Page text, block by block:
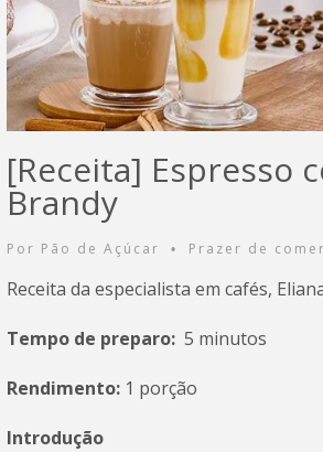
[Receita] Espresso
Brandy
Por Pão de Açúcar • Prazer de
Receita da especialista em cafés,
Tempo de preparo: 5 minutos
Rendimento: 1 porção
Introdução